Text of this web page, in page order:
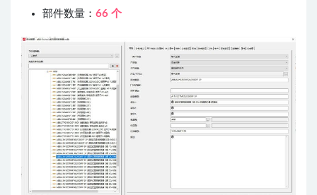
部件数量： 66 个